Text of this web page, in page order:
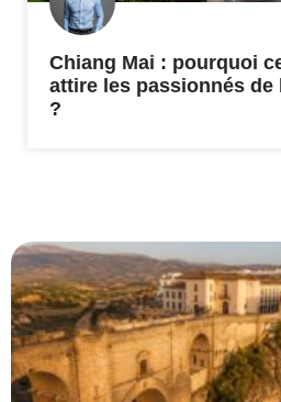
Chiang Mai : pourquoi
attire les passionnés
?